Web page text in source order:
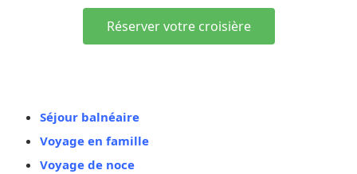
Réserver votre croisière
Séjour balnéaire
Voyage en famille
Voyage de noce